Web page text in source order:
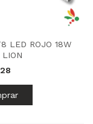
LED ROJO 18W